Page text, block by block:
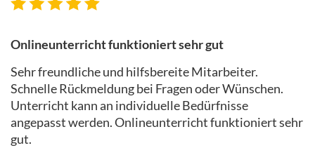
Onlineunterricht funktioniert sehr gut
Sehr freundliche und hilfsbereite Mitarbeiter.
Schnelle Rückmeldung bei Fragen oder Wünschen.
Unterricht kann an individuelle Bedürfnisse
angepasst werden. Onlineunterricht funktioniert sehr
gut.